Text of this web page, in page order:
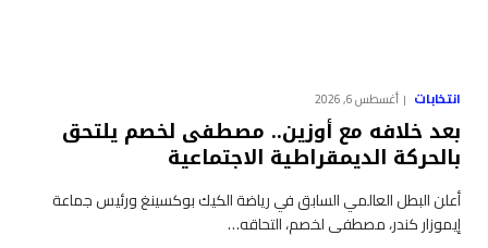
انتخابات أغسطس 6, 2026
بعد خلافه مع أوزين.. مصطفى لخصم يلتحق
بالحركة الديمقراطية الاجتماعية
أعلن البطل العالمي السابق في رياضة الكيك بوكسينغ ورئيس جماعة
إيموزار كندر، مصطفى لخصم، التحاقه…